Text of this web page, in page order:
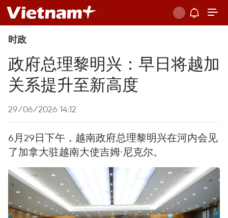
时政
政府总理黎明兴：早日将越加
关系提升至新高度
29/06/2026 14:12
6月29日下午，越南政府总理黎明兴在河内会见
了加拿大驻越南大使吉姆·尼克尔。